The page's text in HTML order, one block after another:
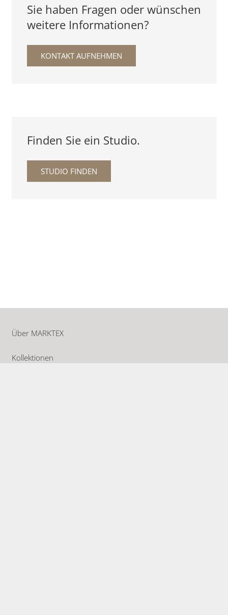
Sie haben Fragen oder wünschen
weitere Informationen?
KONTAKT AUFNEHMEN
Finden Sie ein Studio.
STUDIO FINDEN
Über MARKTEX
Kollektionen